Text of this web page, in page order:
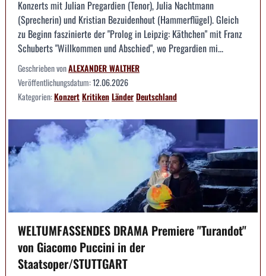
Konzerts mit Julian Pregardien (Tenor), Julia Nachtmann
(Sprecherin) und Kristian Bezuidenhout (Hammerflügel). Gleich
zu Beginn faszinierte der "Prolog in Leipzig: Käthchen" mit Franz
Schuberts "Willkommen und Abschied", wo Pregardien mi...
Geschrieben vonALEXANDER WALTHER
Veröffentlichungsdatum:12.06.2026
Kategorien:KonzertKritikenLänderDeutschland
WELTUMFASSENDES DRAMA Premiere "Turandot"
von Giacomo Puccini in der
Staatsoper/STUTTGART